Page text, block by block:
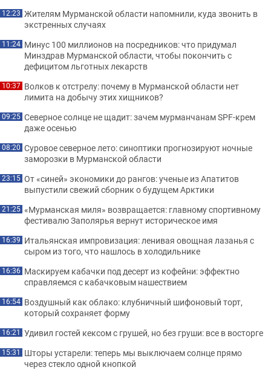
12:23 Жителям Мурманской области напомнили, куда звонить в
экстренных случаях
11:24 Минус 100 миллионов на посредников: что придумал
Минздрав Мурманской области, чтобы покончить с
дефицитом льготных лекарств
10:37 Волков к отстрелу: почему в Мурманской области нет
лимита на добычу этих хищников?
09:25 Северное солнце не щадит: зачем мурманчанам SPF-крем
даже осенью
08:20 Суровое северное лето: синоптики прогнозируют ночные
заморозки в Мурманской области
23:15 От «синей» экономики до рангов: ученые из Апатитов
выпустили свежий сборник о будущем Арктики
21:25 «Мурманская миля» возвращается: главному спортивному
фестивалю Заполярья вернут историческое имя
16:39 Итальянская импровизация: ленивая овощная лазанья с
сыром из того, что нашлось в холодильнике
16:36 Маскируем кабачки под десерт из кофейни: эффектно
справляемся с кабачковым нашествием
16:54 Воздушный как облако: клубничный шифоновый торт,
который сохраняет форму
16:21 Удивил гостей кексом с грушей, но без груши: все в восторге
15:31 Шторы устарели: теперь мы выключаем солнце прямо
через стекло одной кнопкой